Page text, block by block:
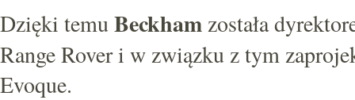
Dzięki temuBeckhamzostała
Range Rover i w związku z tym
Evoque.